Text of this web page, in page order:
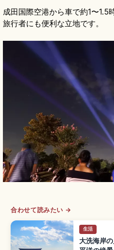
成田国際空港から車で約1〜1.5
旅行者にも便利な立地です。
合わせて読みたい →
生活
大洗海岸